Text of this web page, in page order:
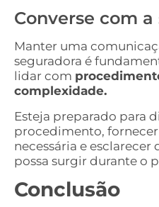
Converse com
Manter uma
seguradora é
lidar com
complexidade.
Esteja preparado para
procedimento,
necessária e
possa surgir durante o
Conclusão